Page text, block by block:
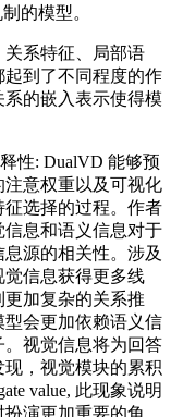
的模型。
系特征、局部语
起到了不同程度的作
的嵌入表示使得模
性: DualVD 能够预
意权重以及可视化
选择的过程。作者
息和语义信息对于
源的相关性。涉及
信息获得更多线
加复杂的关系推
会更加依赖语义信
视觉信息将为回答
，视觉模块的累积
value, 此现象说明
演更加重要的角